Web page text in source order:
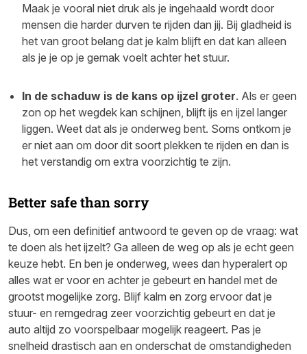
Maak je vooral niet druk als je ingehaald wordt door
mensen die harder durven te rijden dan jij. Bij gladheid is
het van groot belang dat je kalm blijft en dat kan alleen
als je je op je gemak voelt achter het stuur.
In de schaduw is de kans op ijzel groter. Als er geen
zon op het wegdek kan schijnen, blijft ijs en ijzel langer
liggen. Weet dat als je onderweg bent. Soms ontkom je
er niet aan om door dit soort plekken te rijden en dan is
het verstandig om extra voorzichtig te zijn.
Better safe than sorry
Dus, om een definitief antwoord te geven op de vraag: wat
te doen als het ijzelt? Ga alleen de weg op als je echt geen
keuze hebt. En ben je onderweg, wees dan hyperalert op
alles wat er voor en achter je gebeurt en handel met de
grootst mogelijke zorg. Blijf kalm en zorg ervoor dat je
stuur- en remgedrag zeer voorzichtig gebeurt en dat je
auto altijd zo voorspelbaar mogelijk reageert. Pas je
snelheid drastisch aan en onderschat de omstandigheden